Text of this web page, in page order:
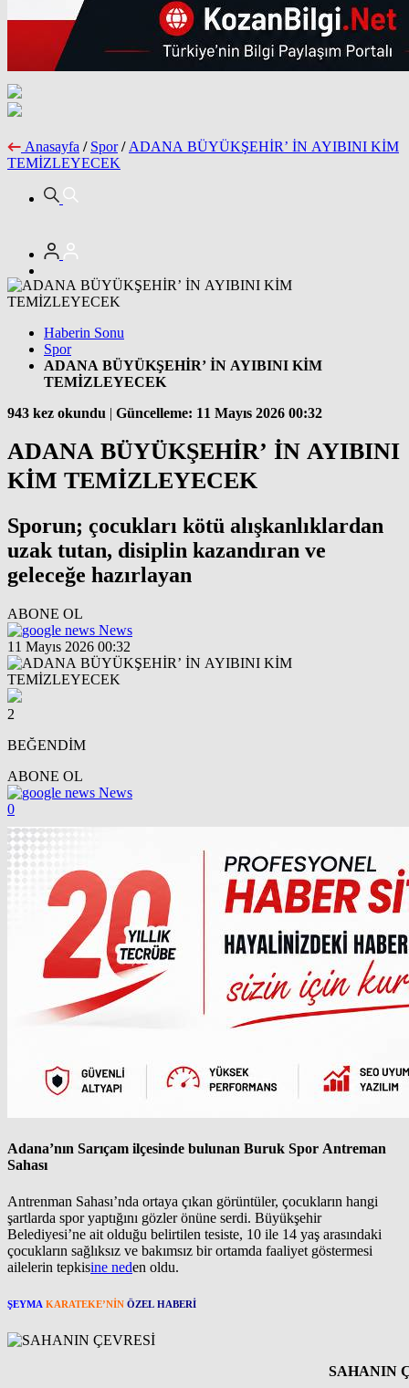
Anasayfa / Spor / ADANA BÜYÜKŞEHİR’ İN AYIBINI KİM
TEMİZLEYECEK
Haberin Sonu
Spor
ADANA BÜYÜKŞEHİR’ İN AYIBINI KİM
TEMİZLEYECEK
943 kez okundu | Güncelleme: 11 Mayıs 2026 00:32
ADANA BÜYÜKŞEHİR’ İN AYIBINI
KİM TEMİZLEYECEK
Sporun; çocukları kötü alışkanlıklardan
uzak tutan, disiplin kazandıran ve
geleceğe hazırlayan
ABONE OL
News
11 Mayıs 2026 00:32
2
BEĞENDİM
ABONE OL
News
0
Adana’nın Sarıçam ilçesinde bulunan Buruk Spor Antreman
Sahası
Antrenman Sahası’nda ortaya çıkan görüntüler, çocukların hangi
şartlarda spor yaptığını gözler önüne serdi. Büyükşehir
Belediyesi’ne ait olduğu belirtilen tesiste, 10 ile 14 yaş arasındaki
çocukların sağlıksız ve bakımsız bir ortamda faaliyet göstermesi
ailelerin tepkisine neden oldu.
ŞEYMA KARATEKE’NİN ÖZEL HABERİ
SAHANIN